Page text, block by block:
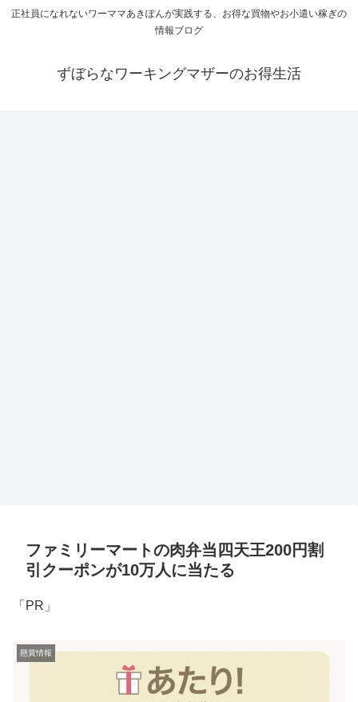
正社員になれないワーママあきぽんが実践する、お得な買物やお小遣い稼ぎの
情報ブログ
ずぼらなワーキングマザーのお得生活
ファミリーマートの肉弁当四天王200円割
引クーポンが10万人に当たる
「PR」
懸賞情報